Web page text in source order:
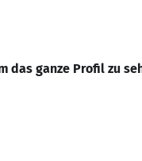
das ganze Profil zu